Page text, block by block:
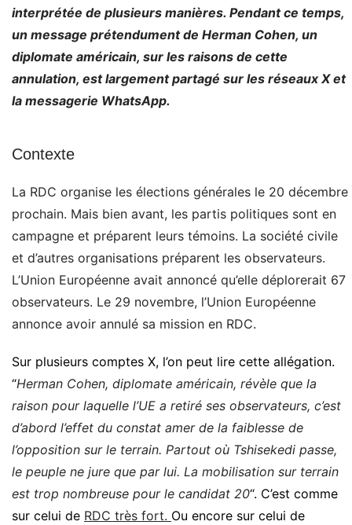
interprétée de plusieurs manières. Pendant ce temps,
un message prétendument de Herman Cohen, un
diplomate américain, sur les raisons de cette
annulation, est largement partagé sur les réseaux X et
la messagerie WhatsApp.
Contexte
La RDC organise les élections générales le 20 décembre
prochain. Mais bien avant, les partis politiques sont en
campagne et préparent leurs témoins. La société civile
et d’autres organisations préparent les observateurs.
L’Union Européenne avait annoncé qu’elle déplorerait 67
observateurs. Le 29 novembre, l’Union Européenne
annonce avoir annulé sa mission en RDC.
Sur plusieurs comptes X, l’on peut lire cette allégation.
“Herman Cohen, diplomate américain, révèle que la
raison pour laquelle l’UE a retiré ses observateurs, c’est
d’abord l’effet du constat amer de la faiblesse de
l’opposition sur le terrain. Partout où Tshisekedi passe,
le peuple ne jure que par lui. La mobilisation sur terrain
est trop nombreuse pour le candidat 20“. C’est comme
sur celui de RDC très fort. Ou encore sur celui de